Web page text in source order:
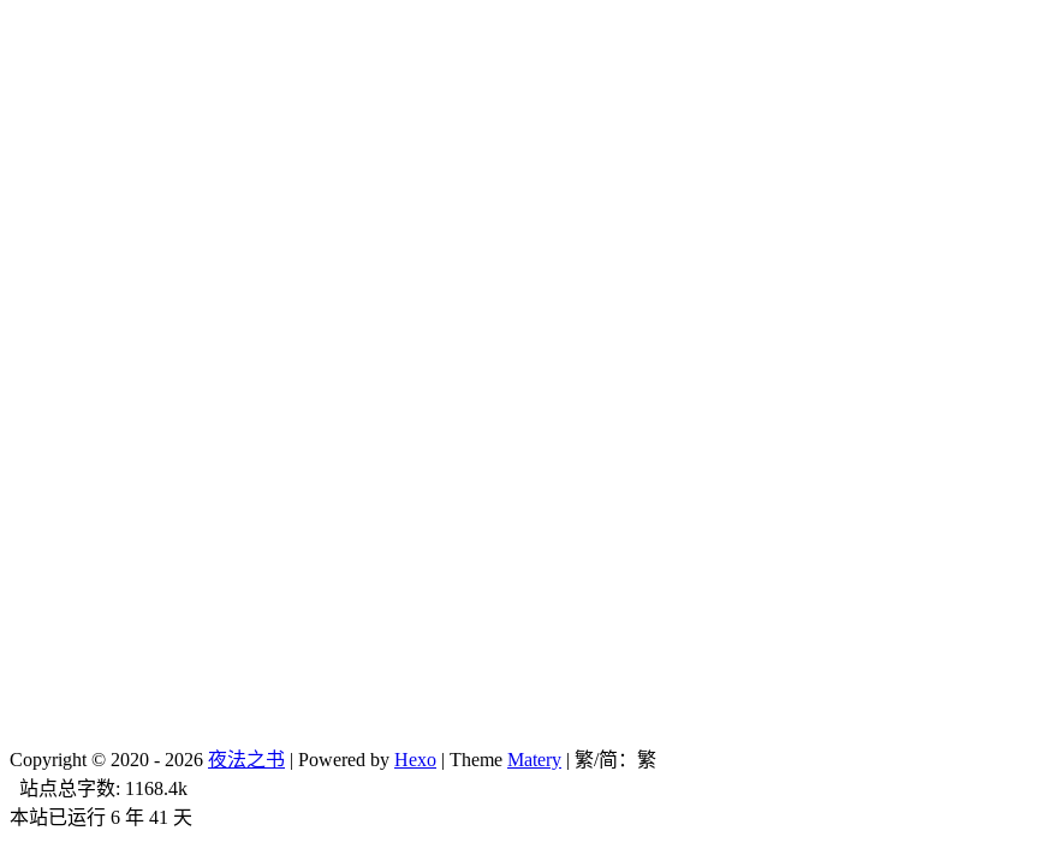
Copyright © 2020 - 2026 夜法之书 | Powered by Hexo | Theme Matery | 繁/简： 繁
站点总字数: 1168.4k
本站已运行 6 年 41 天